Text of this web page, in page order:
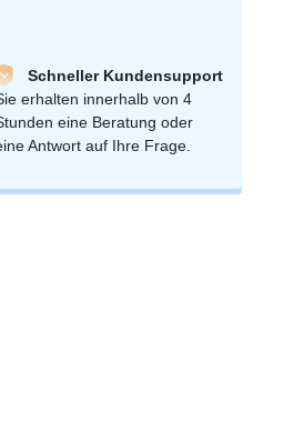
Schneller Kundensupport
erhalten innerhalb von 4
eine Beratung oder
Antwort auf Ihre Frage.